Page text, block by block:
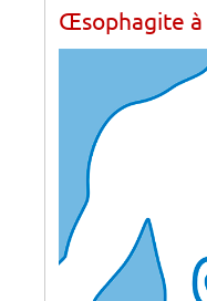
Œsophagite à